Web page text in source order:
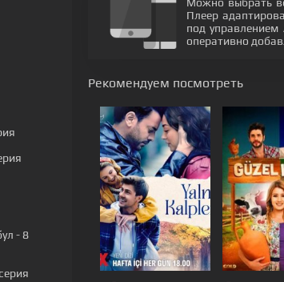
Плеер
под управлением
оперативно
Рекомендуем посмотреть
- 8